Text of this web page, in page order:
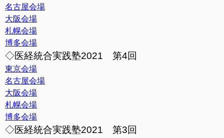
名古屋会場
大阪会場
札幌会場
博多会場
◇医経統合実践塾2021 第4回
東京会場
名古屋会場
大阪会場
札幌会場
博多会場
◇医経統合実践塾2021 第3回